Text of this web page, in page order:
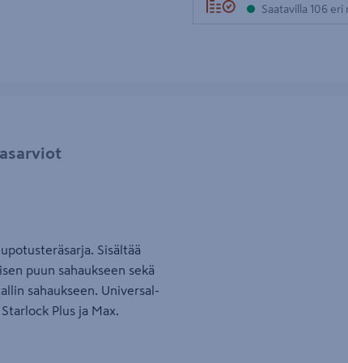
Saatavilla 106 eri
Sisältää
puun sahaukseen sekä
sahaukseen. Universal-
Plus ja Max.